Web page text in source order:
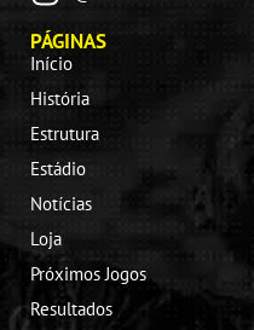
PÁGINAS
Início
História
Estrutura
Estádio
Notícias
Loja
Próximos Jogos
Resultados